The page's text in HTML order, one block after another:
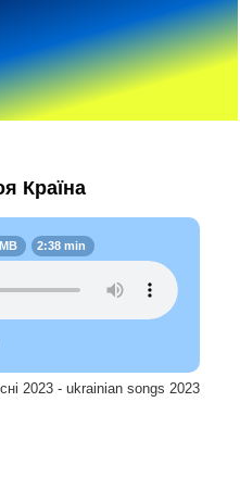
Країна
2:38 min
2023 - ukrainian songs 2023